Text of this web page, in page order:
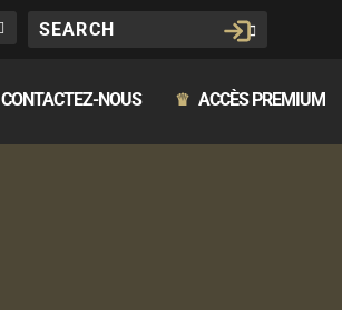
CONTACTEZ-NOUS ♛ ACCÈS PREMIUM